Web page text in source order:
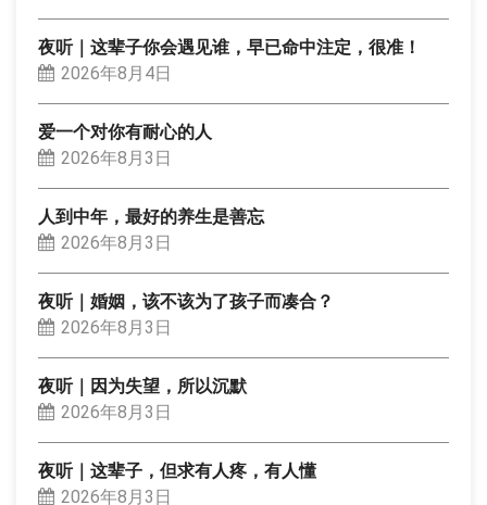
夜听｜这辈子你会遇见谁，早已命中注定，很准！
2026年8月4日
爱一个对你有耐心的人
2026年8月3日
人到中年，最好的养生是善忘
2026年8月3日
夜听｜婚姻，该不该为了孩子而凑合？
2026年8月3日
夜听｜因为失望，所以沉默
2026年8月3日
夜听｜这辈子，但求有人疼，有人懂
2026年8月3日